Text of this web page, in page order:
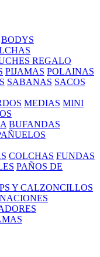
BODYS
REGALO
PIJAMAS POLAINAS
SABANAS SACOS
MEDIAS MINI
BUFANDAS
COLCHAS FUNDAS
PAÑOS DE
Y CALZONCILLOS